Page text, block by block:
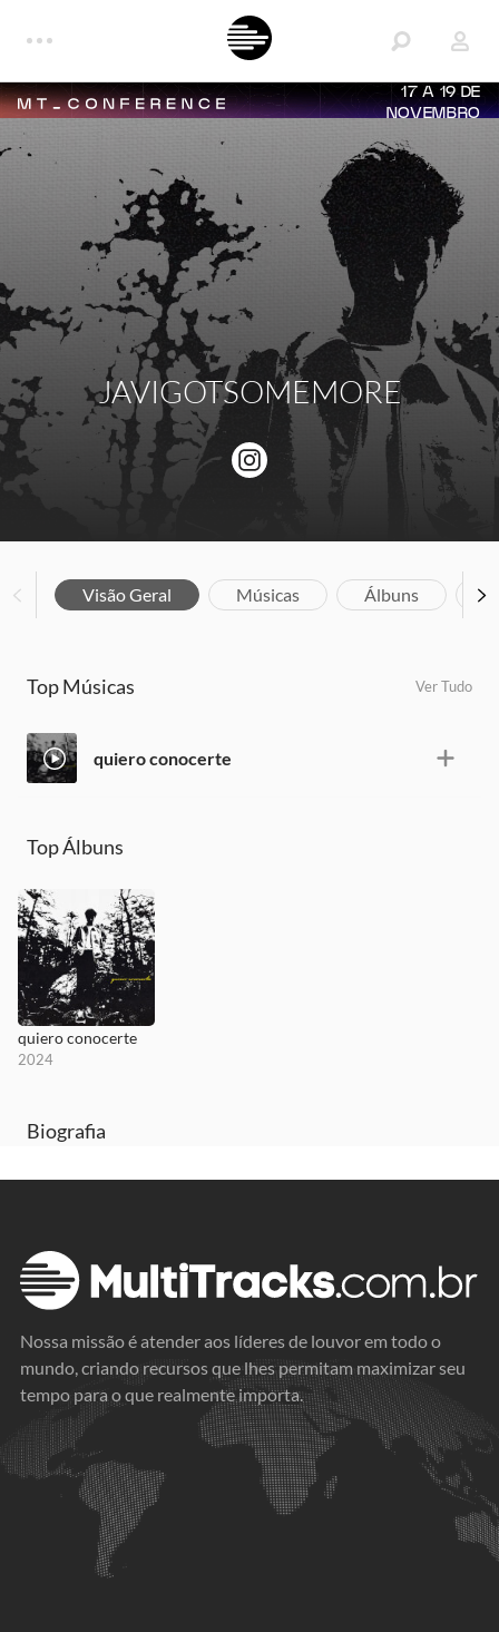
17 A 19 DE
NOVEMBRO
JAVIGOTSOMEMORE
Visão Geral Músicas Álbuns
Top Músicas Ver Tudo
quiero conocerte
Top Álbuns
quiero conocerte
2024
Biografia
Nossa missão é atender aos líderes de louvor em todo o
mundo, criando recursos que lhes permitam maximizar seu
tempo para o que realmente importa.